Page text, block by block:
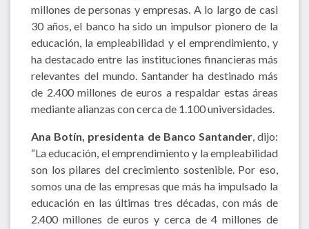
millones de personas y empresas. A lo largo de casi
30 años, el banco ha sido un impulsor pionero de la
educación, la empleabilidad y el emprendimiento, y
ha destacado entre las instituciones financieras más
relevantes del mundo. Santander ha destinado más
de 2.400 millones de euros a respaldar estas áreas
mediante alianzas con cerca de 1.100 universidades.
Ana Botín, presidenta de Banco Santander, dijo:
“La educación, el emprendimiento y la empleabilidad
son los pilares del crecimiento sostenible. Por eso,
somos una de las empresas que más ha impulsado la
educación en las últimas tres décadas, con más de
2.400 millones de euros y cerca de 4 millones de